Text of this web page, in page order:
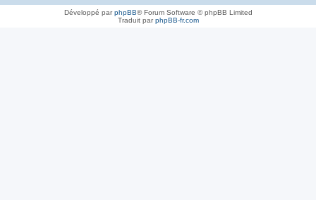
Développé parphpBB® Forum Software © phpBB Limited
Traduit parphpBB-fr.com